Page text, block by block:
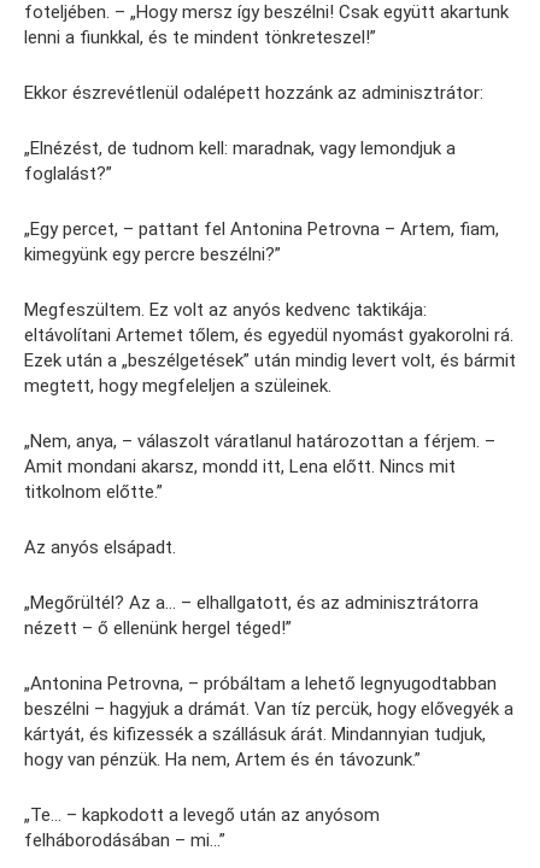
foteljében. – „Hogy mersz így beszélni! Csak együtt akartunk
lenni a fiunkkal, és te mindent tönkreteszel!”
Ekkor észrevétlenül odalépett hozzánk az adminisztrátor:
„Elnézést, de tudnom kell: maradnak, vagy lemondjuk a
foglalást?”
„Egy percet, – pattant fel Antonina Petrovna – Artem, fiam,
kimegyünk egy percre beszélni?”
Megfeszültem. Ez volt az anyós kedvenc taktikája:
eltávolítani Artemet tőlem, és egyedül nyomást gyakorolni rá.
Ezek után a „beszélgetések” után mindig levert volt, és bármit
megtett, hogy megfeleljen a szüleinek.
„Nem, anya, – válaszolt váratlanul határozottan a férjem. –
Amit mondani akarsz, mondd itt, Lena előtt. Nincs mit
titkolnom előtte.”
Az anyós elsápadt.
„Megőrültél? Az a… – elhallgatott, és az adminisztrátorra
nézett – ő ellenünk hergel téged!”
„Antonina Petrovna, – próbáltam a lehető legnyugodtabban
beszélni – hagyjuk a drámát. Van tíz percük, hogy elővegyék a
kártyát, és kifizessék a szállásuk árát. Mindannyian tudjuk,
hogy van pénzük. Ha nem, Artem és én távozunk.”
„Te… – kapkodott a levegő után az anyósom
felháborodásában – mi…”